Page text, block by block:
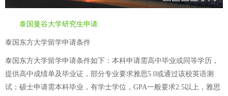
泰国曼谷大学研究生申请
泰国东方大学留学申请条件
泰国东方大学留学申请条件如下：本科申请需高中毕业或同等学历，
提供高中成绩单及毕业证，部分专业要求雅思5.0或通过该校英语测
试；硕士申请需本科毕业，有学士学位，GPA一般要求2.5以上，雅思